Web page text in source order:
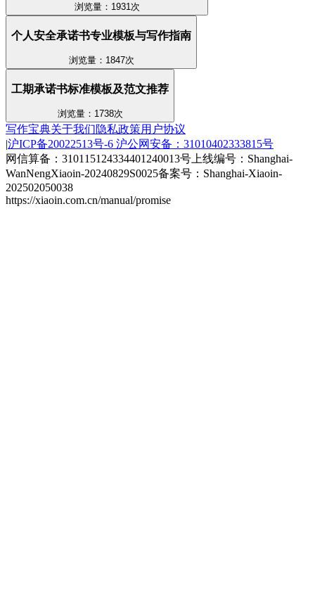
浏览量：1931次
个人安全承诺书专业模板与写作指南
浏览量：1847次
工期承诺书标准模板及范文推荐
浏览量：1738次
写作宝典关于我们隐私政策用户协议
|沪ICP备20022513号-6 沪公网安备：31010402333815号
网信算备：310115124334401240013号 上线编号：Shanghai-
WanNengXiaoin-20240829S0025备案号：Shanghai-Xiaoin-
202502050038
https://xiaoin.com.cn/manual/promise